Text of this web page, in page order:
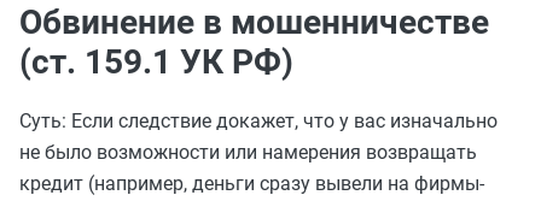
Обвинение в мошенничестве
(ст. 159.1 УК РФ)
Суть: Если следствие докажет, что у вас изначально
не было возможности или намерения возвращать
кредит (например, деньги сразу вывели на фирмы-